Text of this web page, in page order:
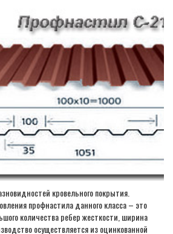
кровельного покрытия.
профнастила данного класса – это
количества ребер жесткости, ширина
осуществляется из оцинкованной